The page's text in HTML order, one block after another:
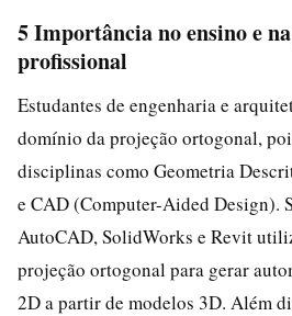
5 Importância no ensino e
profissional
Estudantes de engenharia e
domínio da projeção ortogonal,
disciplinas como Geometria
e CAD (Computer-Aided Design).
AutoCAD, SolidWorks e Revit
projeção ortogonal para gerar
2D a partir de modelos 3D. Além